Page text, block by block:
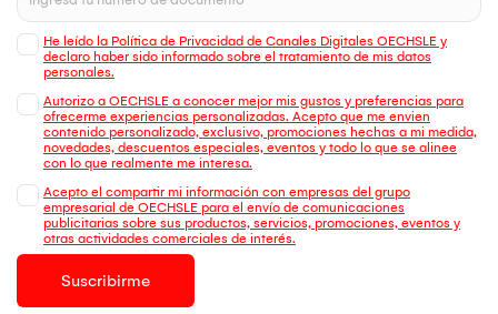
He leído la Política de Privacidad de Canales Digitales OECHSLE y
declaro haber sido informado sobre el tratamiento de mis datos
personales.
Autorizo a OECHSLE a conocer mejor mis gustos y preferencias para
ofrecerme experiencias personalizadas. Acepto que me envien
contenido personalizado, exclusivo, promociones hechas a mi medida,
novedades, descuentos especiales, eventos y todo lo que se alinee
con lo que realmente me interesa.
Acepto el compartir mi información con empresas del grupo
empresarial de OECHSLE para el envío de comunicaciones
publicitarias sobre sus productos, servicios, promociones, eventos y
otras actividades comerciales de interés.
Suscribirme